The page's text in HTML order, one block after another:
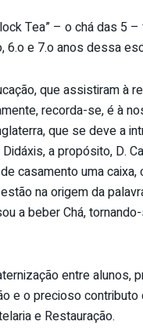
Tea” – o chá das 5
6.o e 7.o anos dessa
que assistiram à
recorda-se, é à
que se deve a
a propósito, D.
casamento uma caixa,
na origem da
a beber Chá,
entre alunos,
e o precioso
e Restauração.